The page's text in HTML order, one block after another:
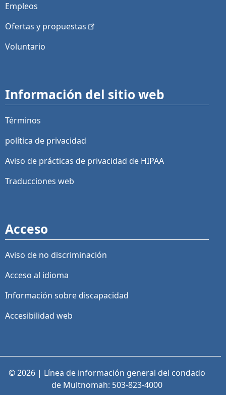
Empleos
Ofertas y propuestas
Voluntario
Información del sitio web
Términos
política de privacidad
Aviso de prácticas de privacidad de HIPAA
Traducciones web
Acceso
Aviso de no discriminación
Acceso al idioma
Información sobre discapacidad
Accesibilidad web
© 2026 | Línea de información general del condado
de Multnomah: 503-823-4000